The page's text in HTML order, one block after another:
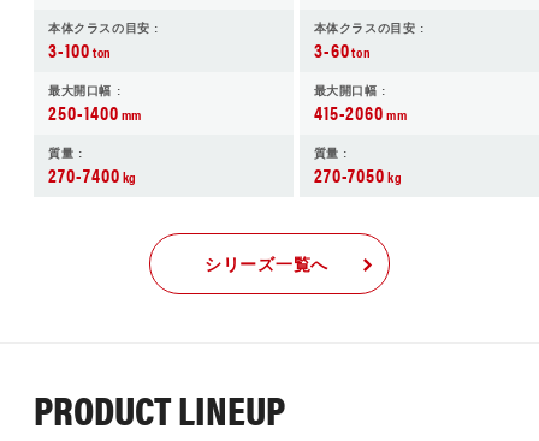
本体クラスの目安 :
3-100ton
最大開口幅 :
250-1400mm
質量 :
270-7400kg
本体クラスの目安 :
3-60ton
最大開口幅 :
415-2060mm
質量 :
270-7050kg
シリーズ一覧へ
PRODUCT LINEUP